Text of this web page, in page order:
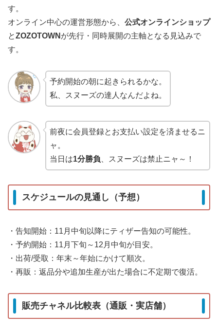
す。
オンライン中心の運営形態から、 公式オンラインショップ
とZOZOTOWN が先行・同時展開の主軸となる見込みで
す。
予約開始の朝に起きられるかな。
私、スヌーズの達人なんだよね。
前夜に会員登録とお支払い設定を済ませるニ
ャ。
当日は1分勝負 、スヌーズは禁止ニャ～！
スケジュールの見通し（予想）
・告知開始：11月中旬以降にティザー告知の可能性。
・予約開始：11月下旬～12月中旬が目安。
・出荷/受取：年末～年始にかけて順次。
・再販：返品分や追加生産が出た場合に不定期で復活。
販売チャネル比較表（通販・実店舗）